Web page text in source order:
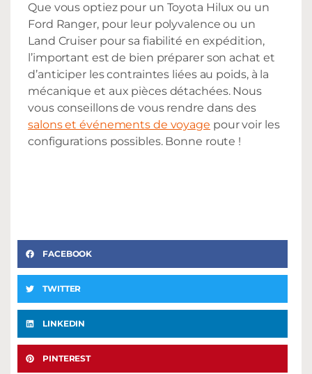
Que vous optiez pour un Toyota Hilux ou un
Ford Ranger, pour leur polyvalence ou un
Land Cruiser pour sa fiabilité en expédition,
l’important est de bien préparer son achat et
d’anticiper les contraintes liées au poids, à la
mécanique et aux pièces détachées. Nous
vous conseillons de vous rendre dans des
salons et événements de voyage pour voir les
configurations possibles. Bonne route !
FACEBOOK
TWITTER
LINKEDIN
PINTEREST